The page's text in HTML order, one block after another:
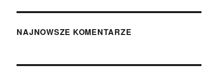
NAJNOWSZE KOMENTARZE